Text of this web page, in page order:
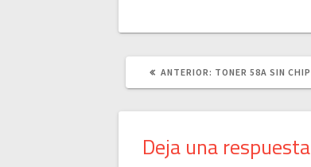
ANTERIOR: POST
TONER 58A SIN CHIP
Deja una respuesta